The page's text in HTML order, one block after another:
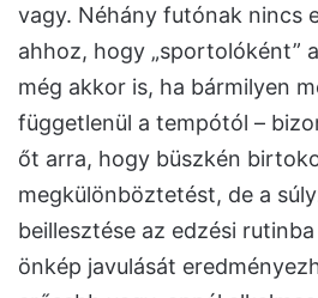
vagy. Néhány futónak nincs
ahhoz, hogy „sportolóként”
még akkor is, ha bármilyen
függetlenül a tempótól –
őt arra, hogy büszkén
megkülönböztetést, de a
beillesztése az edzési
önkép javulását